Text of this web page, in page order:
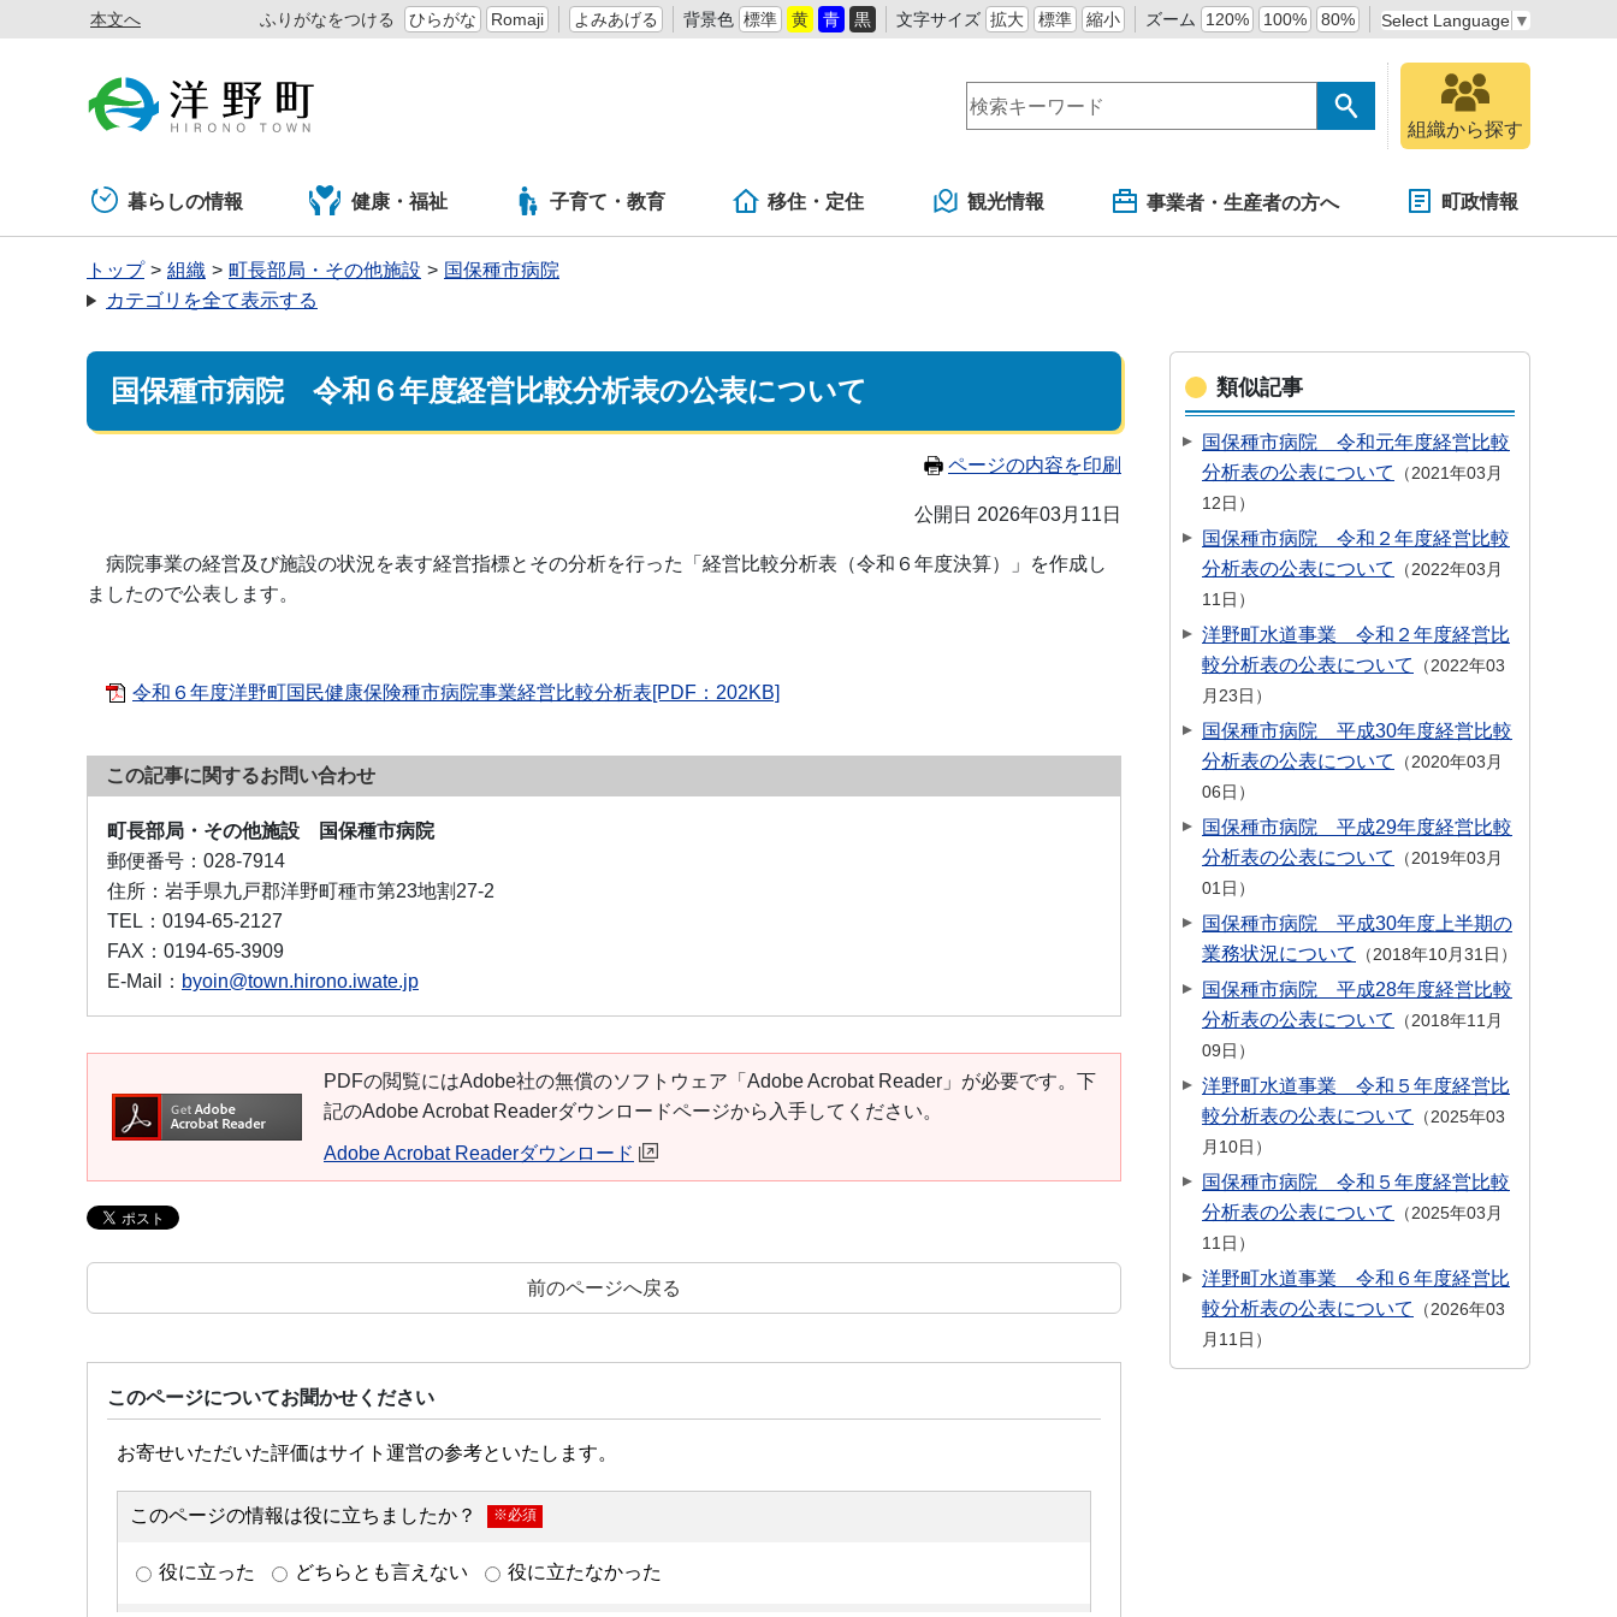
本文へ ふりがなをつける ひらがな Romaji よみあげる 背景色 標準 黄 青 黒 文字サイズ 拡大 標準 縮小 ズーム 120% 100% 80% Select Language ▼
組織から探す
暮らしの情報 健康・福祉 子育て・教育 移住・定住 観光情報 事業者・生産者の方へ 町政情報
トップ 組織 町長部局・その他施設
国保種市病院
カテゴリを全て表示する
国保種市病院 令和６年度経営比較分析表の公表について
ページの内容を印刷
公開日 2026年03月11日
病院事業の経営及び施設の状況を表す経営指標とその分析を行った「経営比較分析表（令和６年度決算）」を作成し
ましたので公表します。
令和６年度洋野町国民健康保険種市病院事業経営比較分析表[PDF：202KB]
この記事に関するお問い合わせ
町長部局・その他施設 国保種市病院
郵便番号： 028-7914
住所： 岩手県九戸郡洋野町種市第23地割27-2
TEL： 0194-65-2127
FAX： 0194-65-3909
E-Mail： byoin@town.hirono.iwate.jp
PDFの閲覧にはAdobe社の無償のソフトウェア「Adobe Acrobat Reader」が必要です。下
記のAdobe Acrobat Readerダウンロードページから入手してください。
Adobe Acrobat Readerダウンロード
前のページへ戻る
このページについてお聞かせください
類似記事
国保種市病院 令和元年度経営比較
分析表の公表について
2021年03月
12日
国保種市病院 令和２年度経営比較
分析表の公表について
2022年03月
11日
洋野町水道事業 令和２年度経営比
較分析表の公表について
2022年03
月23日
国保種市病院 平成30年度経営比較
分析表の公表について
2020年03月
06日
国保種市病院 平成29年度経営比較
分析表の公表について
2019年03月
01日
国保種市病院 平成30年度上半期の
業務状況について
2018年10月31日
国保種市病院 平成28年度経営比較
分析表の公表について
2018年11月
09日
洋野町水道事業 令和５年度経営比
較分析表の公表について
2025年03
月10日
国保種市病院 令和５年度経営比較
分析表の公表について
2025年03月
11日
洋野町水道事業 令和６年度経営比
較分析表の公表について
2026年03
月11日